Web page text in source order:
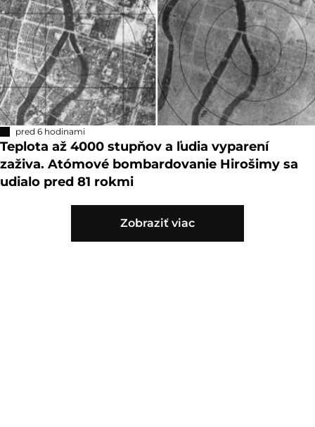
pred 6 hodinami
Teplota až 4000 stupňov a ľudia vyparení
zaživa. Atómové bombardovanie Hirošimy sa
udialo pred 81 rokmi
Zobraziť viac